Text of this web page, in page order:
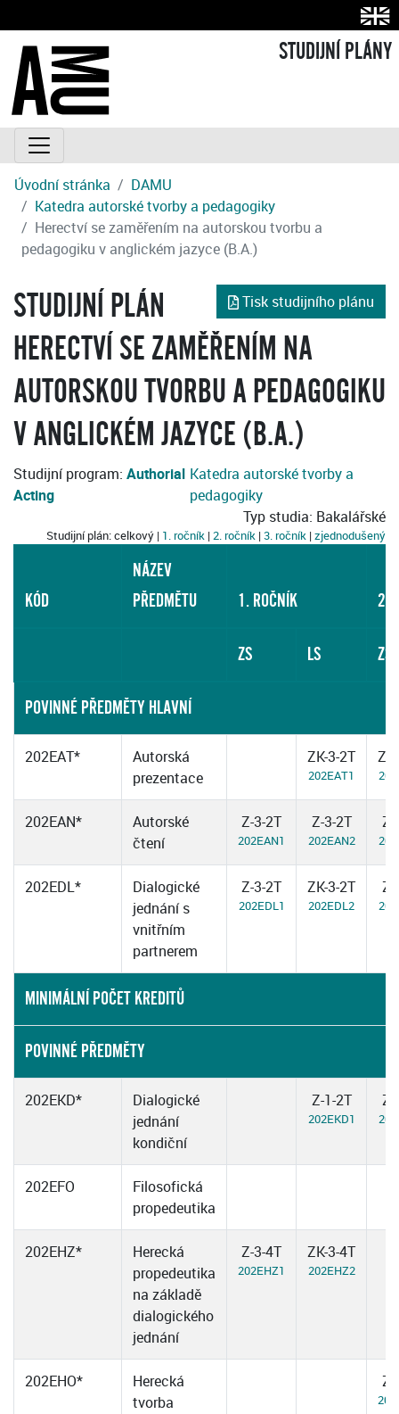
STUDIJNÍ PLÁNY
Úvodní stránka
DAMU
Katedra autorské tvorby a pedagogiky
Herectví se zaměřením na autorskou tvorbu a
pedagogiku v anglickém jazyce (B.A.)
Tisk studijního plánu
STUDIJNÍ PLÁN
HERECTVÍ SE ZAMĚŘENÍM NA
AUTORSKOU TVORBU A PEDAGOGIKU
V ANGLICKÉM JAZYCE (B.A.)
Studijní program: Authorial
Acting
Katedra autorské tvorby a
pedagogiky
Typ studia: Bakalářské
Studijní plán: celkový | 1. ročník |2. ročník |3. ročník |zjednodušený
KÓD
NÁZEV
PŘEDMĚTU
1. ROČNÍK 2.
ZS LS ZS
POVINNÉ PŘEDMĚTY HLAVNÍ
202EAT*
Autorská
prezentace
ZK-3-2T
202EAT1
202EAN*
Autorské
čtení
Z-3-2T
202EAN1
Z-3-2T
202EAN2
Z-
202EDL*
Dialogické
jednání s
vnitřním
partnerem
Z-3-2T
202EDL1
ZK-3-2T
202EDL2
Z-
MINIMÁLNÍ POČET KREDITŮ
POVINNÉ PŘEDMĚTY
202EKD*
Dialogické
jednání
kondiční
Z-1-2T
202EKD1
Z-
202EFO
Filosofická
propedeutika
202EHZ*
Herecká
propedeutika
na základě
dialogického
jednání
Z-3-4T
202EHZ1
ZK-3-4T
202EHZ2
202EHO*
Herecká
tvorba
Z-